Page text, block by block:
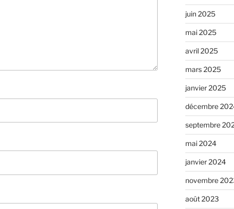
juin 2025
mai 2025
avril 2025
mars 2025
janvier 2025
décembre
septembre
mai 2024
janvier 2024
novembre
août 2023